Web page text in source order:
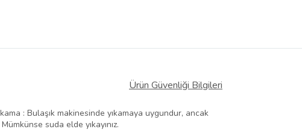
Ürün Güvenliği Bilgileri
: Bulaşık makinesinde yıkamaya uygundur, ancak
suda elde yıkayınız.